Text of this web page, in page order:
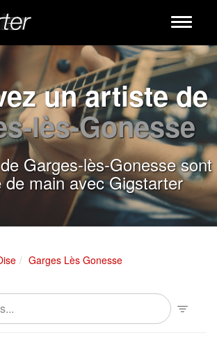
Toggle
un artiste de
lès-Gonesse
Garges-lès-Gonesse sont
main avec Gigstarter
Garges Lès Gonesse